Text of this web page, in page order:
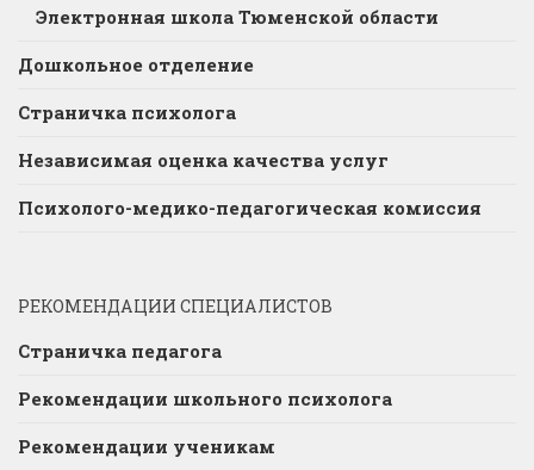
Электронная школа Тюменской области
Дошкольное отделение
Страничка психолога
Независимая оценка качества услуг
Психолого-медико-педагогическая комиссия
РЕКОМЕНДАЦИИ СПЕЦИАЛИСТОВ
Страничка педагога
Рекомендации школьного психолога
Рекомендации ученикам